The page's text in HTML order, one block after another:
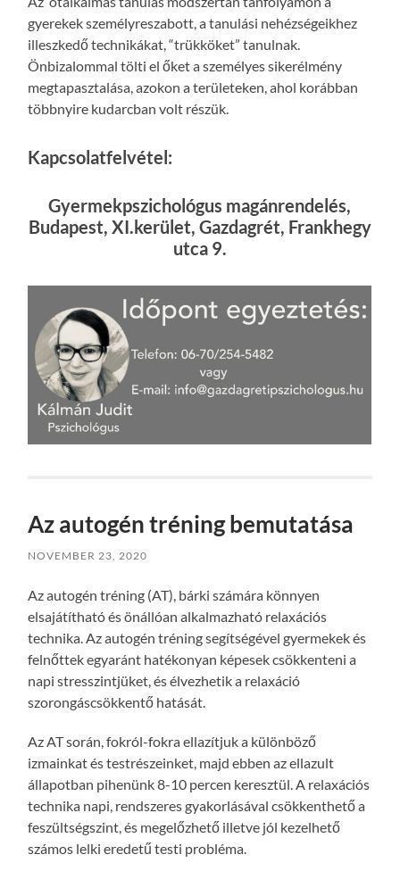
gyerekek személyreszabott, a tanulási nehézségeikhez
illeszkedő technikákat, “trükköket” tanulnak.
Önbizalommal tölti el őket a személyes sikerélmény
megtapasztalása, azokon a területeken, ahol korábban
többnyire kudarcban volt részük.
Kapcsolatfelvétel:
Gyermekpszichológus magánrendelés,
Budapest, XI.kerület, Gazdagrét, Frankhegy
utca 9.
Az autogén tréning bemutatása
NOVEMBER 23, 2020
Az autogén tréning (AT), bárki számára könnyen
elsajátítható és önállóan alkalmazható relaxációs
technika. Az autogén tréning segítségével gyermekek és
felnőttek egyaránt hatékonyan képesek csökkenteni a
napi stresszintjüket, és élvezhetik a relaxáció
szorongáscsökkentő hatását.
Az AT során, fokról-fokra ellazítjuk a különböző
izmainkat és testrészeinket, majd ebben az ellazult
állapotban pihenünk 8-10 percen keresztül. A relaxációs
technika napi, rendszeres gyakorlásával csökkenthető a
feszültségszint, és megelőzhető illetve jól kezelhető
számos lelki eredetű testi probléma.